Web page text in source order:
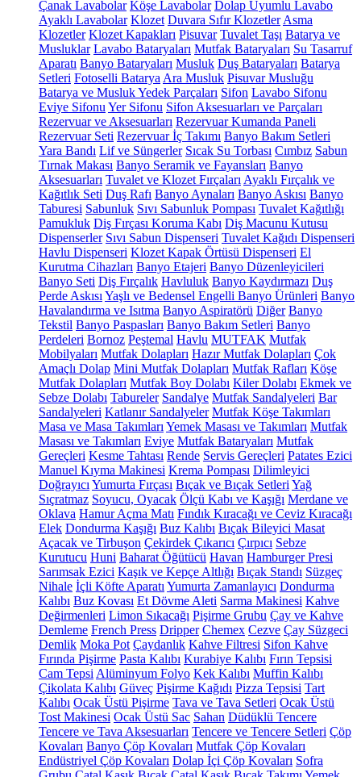
Çanak Lavabolar Köşe Lavabolar Dolap Uyumlu Lavabo
Ayaklı Lavabolar Klozet Duvara Sıfır Klozetler Asma
Klozetler Klozet Kapakları Pisuvar Tuvalet Taşı Batarya ve
Musluklar Lavabo Bataryaları Mutfak Bataryaları Su Tasarruf
Aparatı Banyo Bataryaları Musluk Duş Bataryaları Batarya
Setleri Fotoselli Batarya Ara Musluk Pisuvar Musluğu
Batarya ve Musluk Yedek Parçaları Sifon Lavabo Sifonu
Eviye Sifonu Yer Sifonu Sifon Aksesuarları ve Parçaları
Rezervuar ve Aksesuarları Rezervuar Kumanda Paneli
Rezervuar Seti Rezervuar İç Takımı Banyo Bakım Setleri
Yara Bandı Lif ve Süngerler Sıcak Su Torbası Cımbız Sabun
Tırnak Makası Banyo Seramik ve Fayansları Banyo
Aksesuarları Tuvalet ve Klozet Fırçaları Ayaklı Fırçalık ve
Kağıtlık Seti Duş Rafı Banyo Aynaları Banyo Askısı Banyo
Taburesi Sabunluk Sıvı Sabunluk Pompası Tuvalet Kağıtlığı
Pamukluk Diş Fırçası Koruma Kabı Diş Macunu Kutusu
Dispenserler Sıvı Sabun Dispenseri Tuvalet Kağıdı Dispenseri
Havlu Dispenseri Klozet Kapak Örtüsü Dispenseri El
Kurutma Cihazları Banyo Etajeri Banyo Düzenleyicileri
Banyo Seti Diş Fırçalık Havluluk Banyo Kaydırmazı Duş
Perde Askısı Yaşlı ve Bedensel Engelli Banyo Ürünleri Banyo
Havalandırma ve Isıtma Banyo Aspiratörü Diğer Banyo
Tekstil Banyo Paspasları Banyo Bakım Setleri Banyo
Perdeleri Bornoz Peştemal Havlu MUTFAK Mutfak
Mobilyaları Mutfak Dolapları Hazır Mutfak Dolapları Çok
Amaçlı Dolap Mini Mutfak Dolapları Mutfak Rafları Köşe
Mutfak Dolapları Mutfak Boy Dolabı Kiler Dolabı Ekmek ve
Sebze Dolabı Tabureler Sandalye Mutfak Sandalyeleri Bar
Sandalyeleri Katlanır Sandalyeler Mutfak Köşe Takımları
Masa ve Masa Takımları Yemek Masası ve Takımları Mutfak
Masası ve Takımları Eviye Mutfak Bataryaları Mutfak
Gereçleri Kesme Tahtası Rende Servis Gereçleri Patates Ezici
Manuel Kıyma Makinesi Krema Pompası Dilimleyici
Doğrayıcı Yumurta Fırçası Bıçak ve Bıçak Setleri Yağ
Sıçratmaz Soyucu, Oyacak Ölçü Kabı ve Kaşığı Merdane ve
Oklava Hamur Açma Matı Fındık Kıracağı ve Ceviz Kıracağı
Elek Dondurma Kaşığı Buz Kalıbı Bıçak Bileyici Masat
Açacak ve Tirbuşon Çekirdek Çıkarıcı Çırpıcı Sebze
Kurutucu Huni Baharat Öğütücü Havan Hamburger Presi
Sarımsak Ezici Kaşık ve Kepçe Altlığı Bıçak Standı Süzgeç
Nihale İçli Köfte Aparatı Yumurta Zamanlayıcı Dondurma
Kalıbı Buz Kovası Et Dövme Aleti Sarma Makinesi Kahve
Değirmenleri Limon Sıkacağı Pişirme Grubu Çay ve Kahve
Demleme French Press Dripper Chemex Cezve Çay Süzgeci
Demlik Moka Pot Çaydanlık Kahve Filtresi Sifon Kahve
Fırında Pişirme Pasta Kalıbı Kurabiye Kalıbı Fırın Tepsisi
Cam Tepsi Alüminyum Folyo Kek Kalıbı Muffin Kalıbı
Çikolata Kalıbı Güveç Pişirme Kağıdı Pizza Tepsisi Tart
Kalıbı Ocak Üstü Pişirme Tava ve Tava Setleri Ocak Üstü
Tost Makinesi Ocak Üstü Sac Sahan Düdüklü Tencere
Tencere ve Tava Aksesuarları Tencere ve Tencere Setleri Çöp
Kovaları Banyo Çöp Kovaları Mutfak Çöp Kovaları
Endüstriyel Çöp Kovaları Dolap İçi Çöp Kovaları Sofra